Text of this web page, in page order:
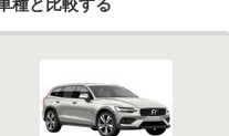
種と比較する